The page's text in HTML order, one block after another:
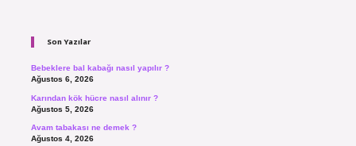
Son Yazılar
Bebeklere bal kabağı nasıl yapılır ?
Ağustos 6, 2026
Karından kök hücre nasıl alınır ?
Ağustos 5, 2026
Avam tabakası ne demek ?
Ağustos 4, 2026